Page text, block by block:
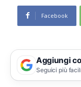
Facebook
Aggiungi
Seguici più